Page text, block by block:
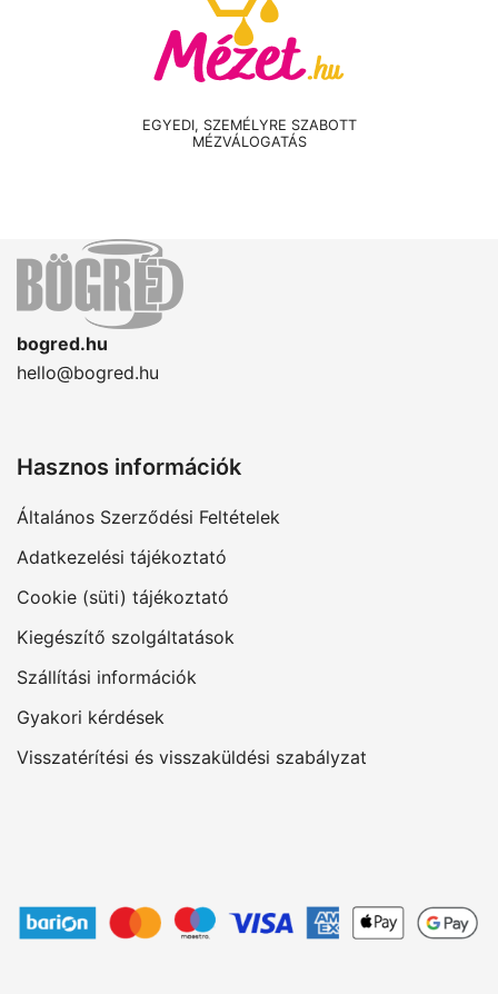
EGYEDI, SZEMÉLYRE SZABOTT
MÉZVÁLOGATÁS
bogred.hu
hello@bogred.hu
Hasznos információk
Általános Szerződési Feltételek
Adatkezelési tájékoztató
Cookie (süti) tájékoztató
Kiegészítő szolgáltatások
Szállítási információk
Gyakori kérdések
Visszatérítési és visszaküldési szabályzat